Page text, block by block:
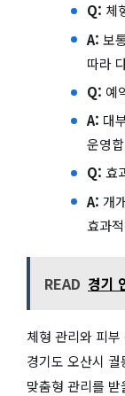
Q: 체
A: 보
따라
Q: 예
A: 대
운영
Q: 효
A: 개
효과
READ 경기
체형 관리와 피
경기도 오산시
맞춤형 관리를